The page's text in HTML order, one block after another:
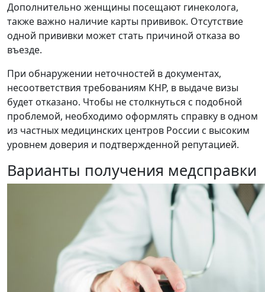
Дополнительно женщины посещают гинеколога,
также важно наличие карты прививок. Отсутствие
одной прививки может стать причиной отказа во
въезде.
При обнаружении неточностей в документах,
несоответствия требованиям КНР, в выдаче визы
будет отказано. Чтобы не столкнуться с подобной
проблемой, необходимо оформлять справку в одном
из частных медицинских центров России с высоким
уровнем доверия и подтвержденной репутацией.
Варианты получения медсправки